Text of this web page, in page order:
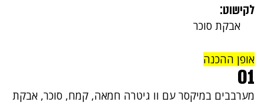
לקישוט:
אבקת סוכר
אופן ההכנה
01
מערבבים במיקסר עם וו גיטרה חמאה, קמח, סוכר, אבקת